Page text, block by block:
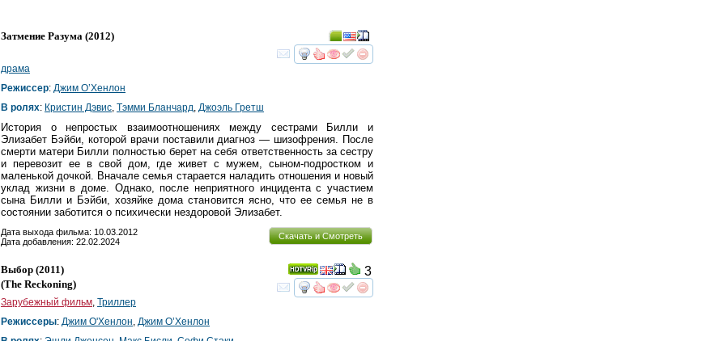
смотретьинтересует
Затмение Разума (2012)
драма
Режиссер: Джим О’Хенлон
В ролях: Кристин Дэвис Тэмми Бланчард Джоэль Гретш
История о непростых взаимоотношениях между сестрами Билли и
Элизабет Бэйби, которой врачи поставили диагноз — шизофрения. После
смерти матери Билли полностью берет на себя ответственность за сестру
и перевозит ее в свой дом, где живет с мужем, сыном-подростком и
маленькой дочкой. Вначале семья старается наладить отношения и новый
уклад жизни в доме. Однако, после неприятного инцидента с участием
сына Билли и Бэйби, хозяйке дома становится ясно, что ее семья не в
состоянии заботится о психически нездоровой Элизабет.
Скачать и Смотреть
Дата выхода фильма: 10.03.2012
Дата добавления: 22.02.2024
смотретьинтересует
3
Выбор (2011)
(The Reckoning)
Зарубежный фильм Триллер
Режиссеры: Джим О'Хенлон Джим О’Хенлон